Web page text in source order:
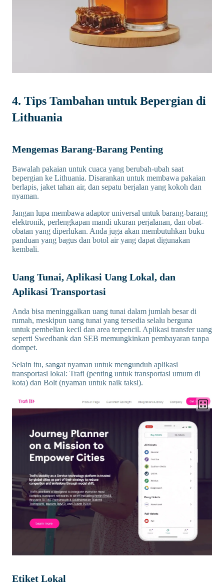
4. Tips Tambahan untuk Bepergian di
Lithuania
Mengemas Barang-Barang Penting
Bawalah pakaian untuk cuaca yang berubah-ubah saat
bepergian ke Lithuania. Disarankan untuk membawa pakaian
berlapis, jaket tahan air, dan sepatu berjalan yang kokoh dan
nyaman.
Jangan lupa membawa adaptor universal untuk barang-barang
elektronik, perlengkapan mandi ukuran perjalanan, dan obat-
obatan yang diperlukan. Anda juga akan membutuhkan buku
panduan yang bagus dan botol air yang dapat digunakan
kembali.
Uang Tunai, Aplikasi Uang Lokal, dan
Aplikasi Transportasi
Anda bisa meninggalkan uang tunai dalam jumlah besar di
rumah, meskipun uang tunai yang tersedia selalu berguna
untuk pembelian kecil dan area terpencil. Aplikasi transfer uang
seperti Swedbank dan SEB memungkinkan pembayaran tanpa
dompet.
Selain itu, sangat nyaman untuk mengunduh aplikasi
transportasi lokal: Trafi (penting untuk transportasi umum di
kota) dan Bolt (nyaman untuk naik taksi).
Etiket Lokal